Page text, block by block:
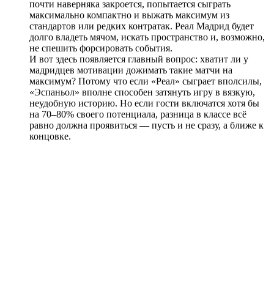
почти наверняка закроется, попытается сыграть
максимально компактно и выжать максимум из
стандартов или редких контратак. Реал Мадрид будет
долго владеть мячом, искать пространство и, возможно,
не спешить форсировать события.
И вот здесь появляется главный вопрос: хватит ли у
мадридцев мотивации дожимать такие матчи на
максимум? Потому что если «Реал» сыграет вполсилы,
«Эспаньол» вполне способен затянуть игру в вязкую,
неудобную историю. Но если гости включатся хотя бы
на 70–80% своего потенциала, разница в классе всё
равно должна проявиться — пусть и не сразу, а ближе к
концовке.